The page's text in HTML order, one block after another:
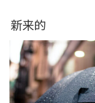
新来的